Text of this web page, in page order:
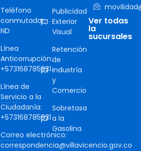
Teléfono
conmutador:
ND
Línea
Anticorrupción:
+573168785931
Línea de
Servicio a la
Ciudadanía:
+573168785931
Correo electrónico:
correspondencia@villavicencio.gov.co
Publicidad
Exterior
Visual
Retención
de
Industría
y
Comercio
Sobretasa
a la
Gasolina
Ver todas
la
sucursales